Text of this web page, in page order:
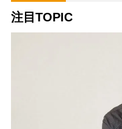
注目TOPIC